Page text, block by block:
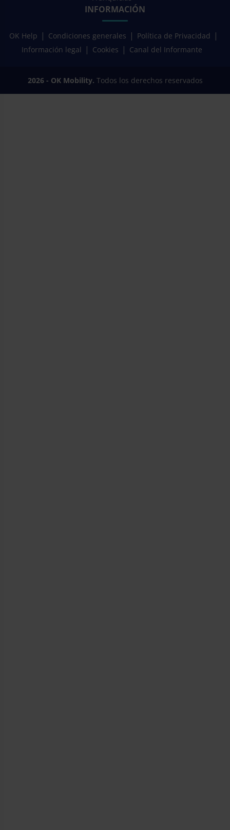
INFORMACIÓN
OK Help Condiciones generales
Política de Privacidad
Información legal
Cookies Canal del Informante
2026 - OK Mobility. Todos los derechos reservados